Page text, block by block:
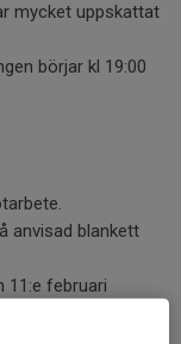
mycket uppskattat
börjar kl 19:00
anvisad blankett
11:e februari